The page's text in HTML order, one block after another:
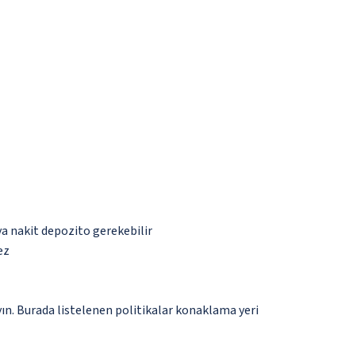
nakit depozito gerekebilir
Burada listelenen politikalar konaklama yeri